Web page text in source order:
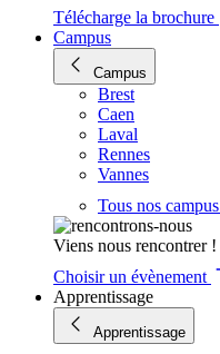
Télécharge la brochure
Campus
Campus
Brest
Caen
Laval
Rennes
Vannes
Tous nos campus
Viens nous rencontrer !
Choisir un évènement
Apprentissage
Apprentissage